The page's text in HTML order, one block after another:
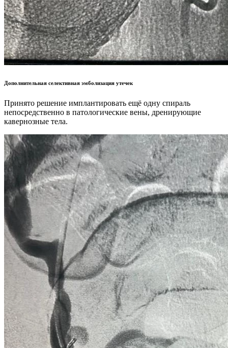
Дополнительная селективная эмболизация утечек
Принято решение имплантировать ещё одну спираль
непосредственно в патологические вены, дренирующие
кавернозные тела.